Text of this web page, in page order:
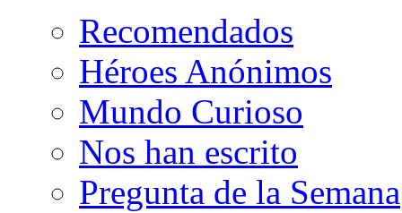
Recomendados
Héroes Anónimos
Mundo Curioso
Nos han escrito
Pregunta de la Semana